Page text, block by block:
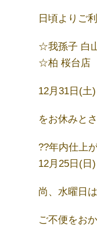
日頃よりご
☆我孫子 白
☆柏 桜台店
12月31日(土
をお休みと
?‍?年内仕上
12月25日(日)
尚、水曜日
ご不便をお